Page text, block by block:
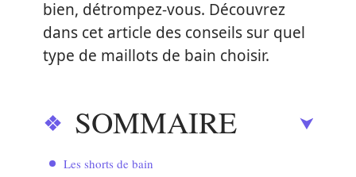
bien, détrompez-vous. Découvrez
dans cet article des conseils sur quel
type de maillots de bain choisir.
SOMMAIRE
Les shorts de bain